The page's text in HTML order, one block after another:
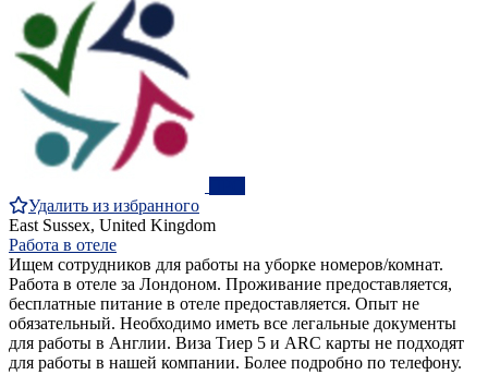
Удалить из избранного
East Sussex, United Kingdom
Работа в отеле
Ищем сотрудников для работы на уборке номеров/комнат.
Работа в отеле за Лондоном. Проживание предоставляется,
бесплатные питание в отеле предоставляется. Опыт не
обязательный. Необходимо иметь все легальные документы
для работы в Англии. Виза Тиер 5 и ARC карты не подходят
для работы в нашей компании. Более подробно по телефону.